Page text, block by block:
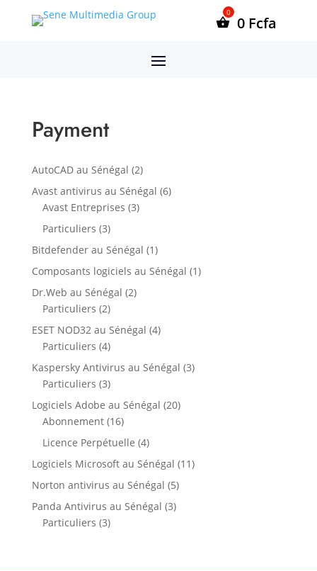
0 Fcfa
Payment
AutoCAD au Sénégal 22
produits
Avast antivirus au Sénégal 66
Avast Entreprises 33
Particuliers 33
produits
Bitdefender au Sénégal 11
produit
Composants logiciels au Sénégal 11
Dr.Web au Sénégal 22
Particuliers 22
produits
ESET NOD32 au Sénégal 44
Particuliers 44
produits
Kaspersky Antivirus au Sénégal 33
Particuliers 33
produits
Logiciels Adobe au Sénégal 2020
Abonnement 1616
produits
Licence Perpétuelle 44
produits
Logiciels Microsoft au Sénégal 1111
Norton antivirus au Sénégal 55
produits
Panda Antivirus au Sénégal 33
Particuliers 33